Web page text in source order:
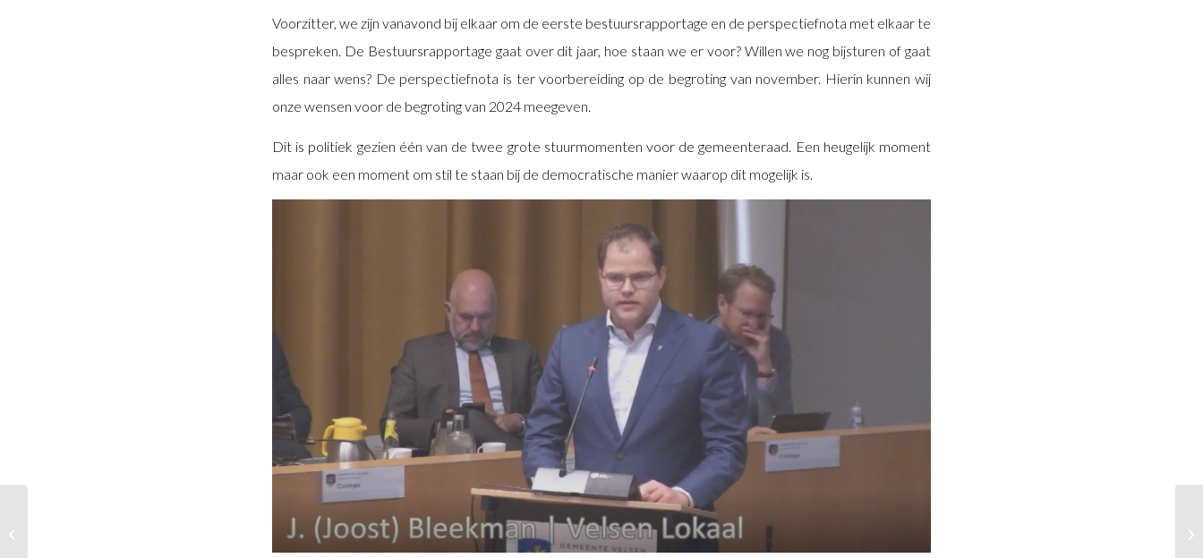
Voorzitter, we zijn vanavond bij elkaar om de eerste bestuursrapportage en de perspectiefnota met elkaar te
bespreken. De Bestuursrapportage gaat over dit jaar, hoe staan we er voor? Willen we nog bijsturen of gaat
alles naar wens? De perspectiefnota is ter voorbereiding op de begroting van november. Hierin kunnen wij
onze wensen voor de begroting van 2024 meegeven.
Dit is politiek gezien één van de twee grote stuurmomenten voor de gemeenteraad. Een heugelijk moment
maar ook een moment om stil te staan bij de democratische manier waarop dit mogelijk is.